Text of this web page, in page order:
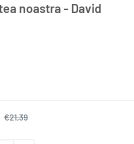
noastra - David
Pret
€21,39